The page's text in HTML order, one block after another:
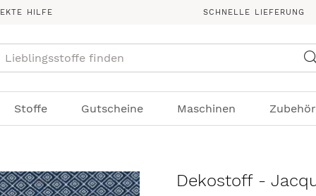
HILFE SCHNELLE LIEFERUNG
Stoffe Gutscheine Maschinen Zubehör
Dekostoff -